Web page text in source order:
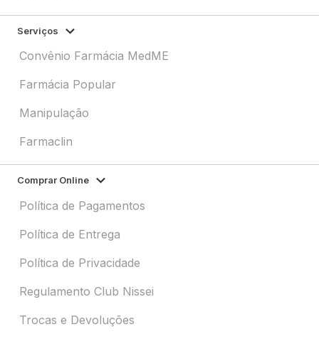
Serviços
Convênio Farmácia MedME
Farmácia Popular
Manipulação
Farmaclin
Comprar Online
Política de Pagamentos
Política de Entrega
Política de Privacidade
Regulamento Club Nissei
Trocas e Devoluções